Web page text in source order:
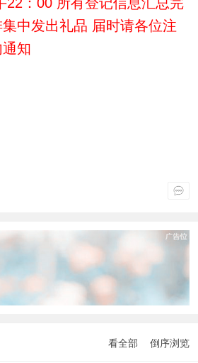
中发出礼品 届时请各位注
知
看全部 倒序浏览